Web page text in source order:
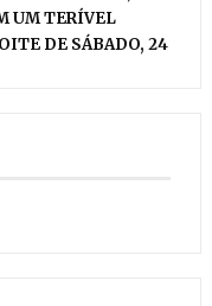
UM TERÍVEL
DE SÁBADO, 24